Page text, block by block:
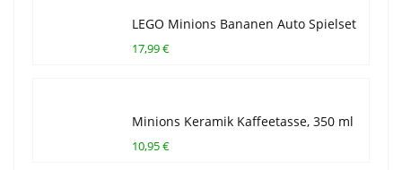
LEGO Minions Bananen Auto Spielset
17,99 €
Minions Keramik Kaffeetasse, 350 ml
10,95 €